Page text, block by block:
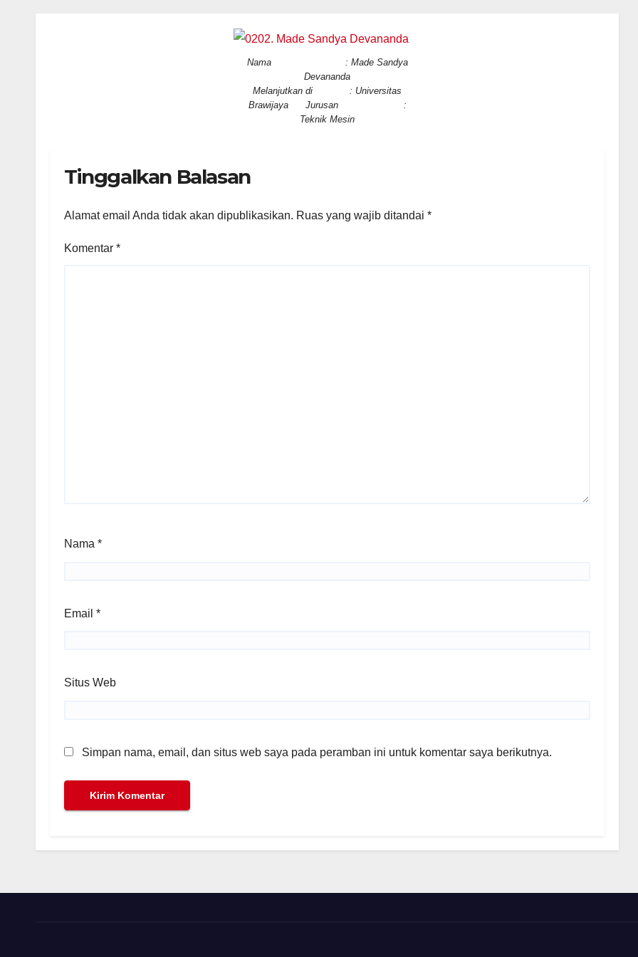
Nama : Made Sandya
Devananda
Melanjutkan di : Universitas
Brawijaya Jurusan :
Teknik Mesin
Tinggalkan Balasan
Alamat email Anda tidak akan dipublikasikan. Ruas yang wajib ditandai *
Komentar *
Nama *
Email *
Situs Web
Simpan nama, email, dan situs web saya pada peramban ini untuk komentar saya berikutnya.